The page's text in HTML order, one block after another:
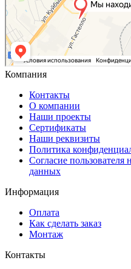
Компания
Контакты
О компании
Наши проекты
Сертификаты
Наши реквизиты
Политика
Согласие пользователя
данных
Информация
Оплата
Как сделать заказ
Монтаж
Контакты